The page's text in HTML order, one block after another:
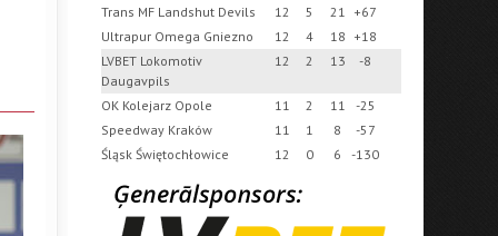
Trans MF Landshut Devils
12 5 21 +67
Ultrapur Omega Gniezno
12 4 18 +18
LVBET Lokomotiv
Daugavpils
12 2 13 -8
OK Kolejarz Opole 11 2 11
-25
Speedway Kraków
11 1 8
-57
Śląsk Świętochłowice
12 0 6 -130